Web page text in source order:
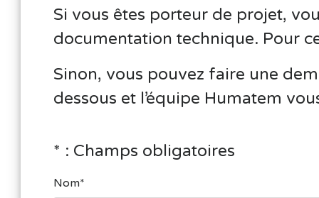
Si vous êtes porteur de projet,
documentation technique. Pour
Sinon, vous pouvez faire une
dessous et l’équipe Humatem
* : Champs obligatoires
Nom